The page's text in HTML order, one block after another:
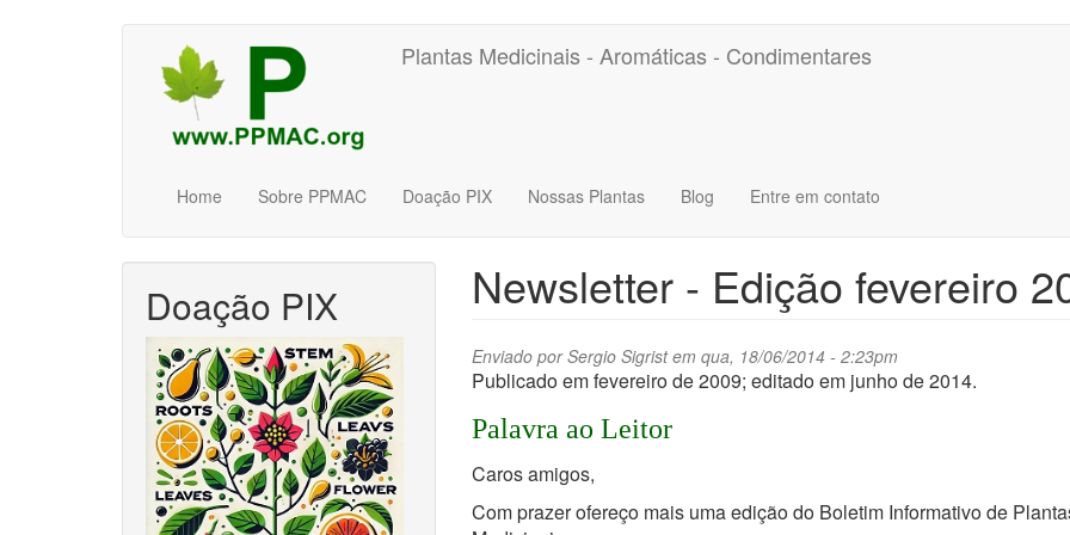
Plantas Medicinais - Aromáticas - Condimentares
Home Sobre PPMAC Doação PIX Nossas Plantas Blog Entre em contato
Doação PIX Newsletter - Edição fevereiro
Enviado porSergio Sigristem qua, 18/06/2014 - 2:23pm
Publicado em fevereiro de 2009; editado em junho de 2014.
Palavra ao Leitor
Caros amigos,
Com prazer ofereço mais uma edição do Boletim Informativo de